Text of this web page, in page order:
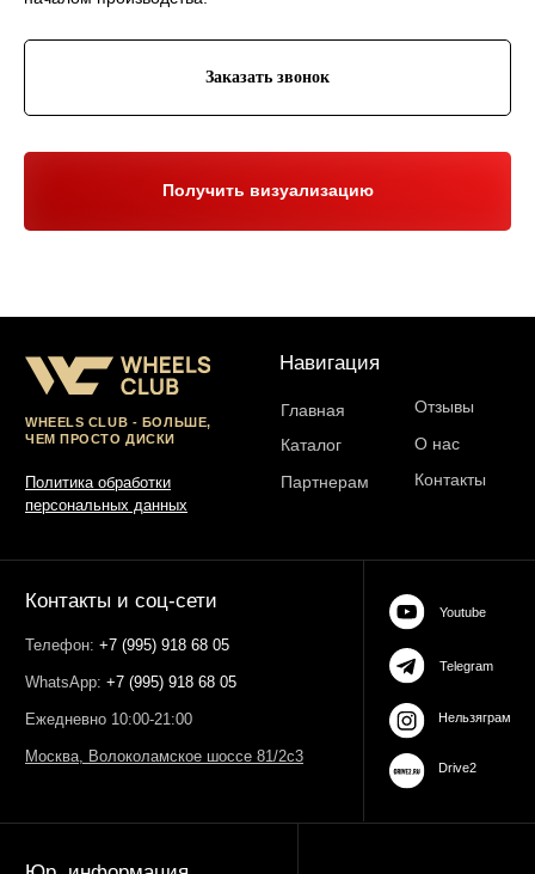
Заказать звонок
Получить визуализацию
ИНН 503021178964
Юридический адрес - 127486,
Россия, г Москва, ул Ивана
Ежедневно 10:00-21:00
web-spc.com
Youtube
Telegram
Нельзяграм
Drive2